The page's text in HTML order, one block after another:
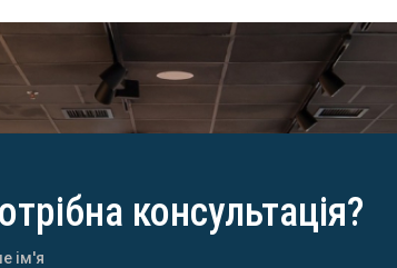
консультація?
ім'я